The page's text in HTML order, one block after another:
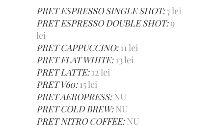
PRET ESPRESSO SINGLE SHOT:7 lei
PRET ESPRESSO DOUBLE SHOT:9
lei
PRET CAPPUCCINO:11 lei
PRET FLAT WHITE:13 lei
PRET LATTE:12 lei
PRET V60:15 lei
PRET AEROPRESS:NU
PRET COLD BREW:NU
PRET NITRO COFFEE:NU